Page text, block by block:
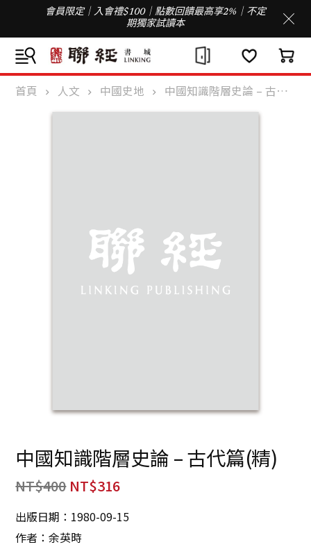
會員限定｜入會禮$100｜點數回饋最高享2%｜不定
期獨家試讀本
首頁 人文 中國史地 中國知識階層史論 – 古代篇(精)
中國知識階層史論 – 古代篇(精)
NT$400 NT$316
出版日期：1980-09-15
作者：余英時